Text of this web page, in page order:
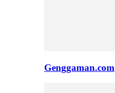
Genggaman.com